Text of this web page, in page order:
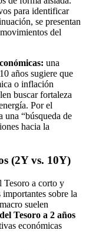
para identificar
se presentan
del
una
años sugiere que
o inflación
buscar fortaleza
Por el
una “búsqueda de
hacia la
(2Y vs. 10Y)
Tesoro a corto y
sobre la
suelen
Tesoro a 2 años
económicas